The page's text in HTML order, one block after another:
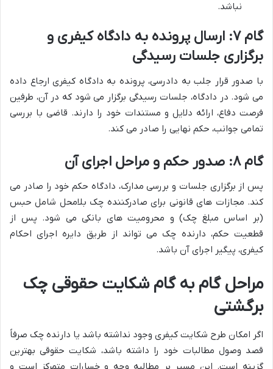
نباشد.
گام ۷: ارسال پرونده به دادگاه کیفری و
برگزاری جلسات رسیدگی
با صدور قرار جلب به دادرسی، پرونده به دادگاه کیفری ارجاع داده
می شود. در دادگاه، جلسات رسیدگی برگزار می شود که در آن، طرفین
فرصت دفاع، ارائه دلایل و مستندات خود را دارند. قاضی با بررسی
تمامی جوانب، حکم نهایی را صادر می کند.
گام ۸: صدور حکم و مراحل اجرای آن
پس از برگزاری جلسات و بررسی مدارک، دادگاه حکم خود را صادر می
کند. مجازات های قانونی برای صادرکننده چک بلامحل شامل حبس
(بر اساس مبلغ چک) و محرومیت های بانکی می شود. پس از
قطعیت حکم، دارنده چک می تواند از طریق دایره اجرای احکام
کیفری، پیگیر اجرای آن باشد.
مراحل گام به گام شکایت حقوقی چک
برگشتی
اگر امکان طرح شکایت کیفری وجود نداشته باشد یا دارنده چک صرفاً
قصد وصول مطالبات خود را داشته باشد، شکایت حقوقی بهترین
گزینه است. این مسیر بر مطالبه وجه و خسارات متمرکز است و